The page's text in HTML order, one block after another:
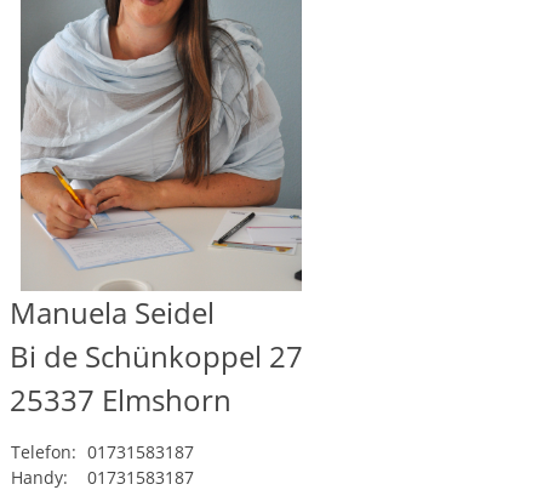
Manuela Seidel
Bi de Schünkoppel 27
25337 Elmshorn
Telefon: 01731583187
Handy:
01731583187